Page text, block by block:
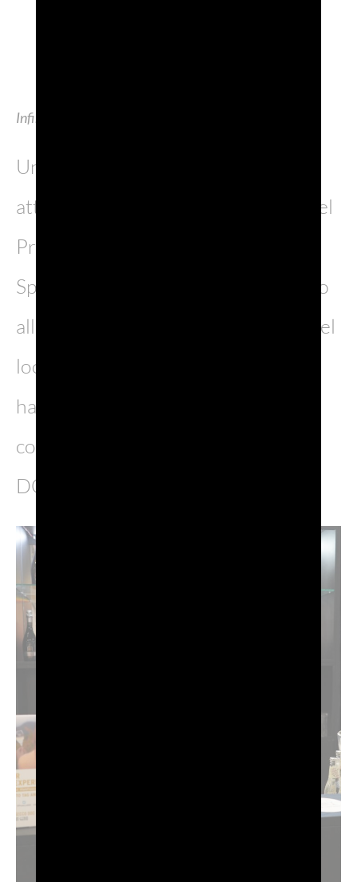
Infinite Bar di Be Spirits
Un ulteriore elemento di grande
attrattiva è stata la partecipazione del
Prosecco DOC all’Infinite Bar di Be
Spirits, uno spazio esclusivo dedicato
alla mixology d’autore. I bartender del
locale parigino The Honey Moon
hanno sorpreso il pubblico con tre
cocktail raffinati a base di Prosecco
DOC: